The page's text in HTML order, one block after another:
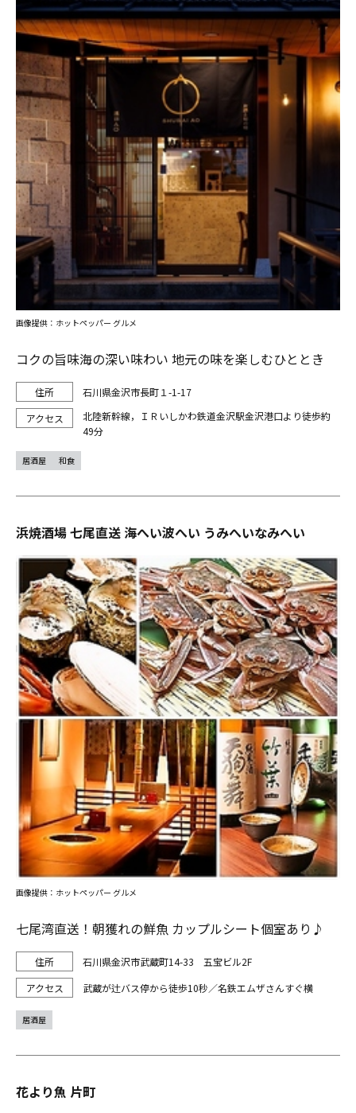
コクの旨味海の深い味わい 地元の味を楽しむひととき
石川県金沢市長町１-1-17
北陸新幹線，ＩＲいしかわ鉄道金沢駅金沢港口より徒歩約
49分
画像提供：ホットペッパー グルメ
居酒屋 和食
浜焼酒場 七尾直送 海へい波へい うみへいなみへい
七尾湾直送！朝獲れの鮮魚 カップルシート個室あり♪
石川県金沢市武蔵町14-33 五宝ビル2F
武蔵が辻バス停から徒歩10秒／名鉄エムザさんすぐ横
画像提供：ホットペッパー グルメ
居酒屋
花より魚 片町